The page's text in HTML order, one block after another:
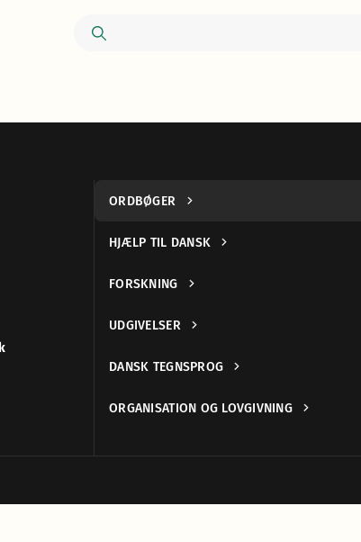
ORDBØGER
HJÆLP TIL DANSK
FORSKNING
UDGIVELSER
DANSK TEGNSPROG
ORGANISATION OG LOVGIVNING